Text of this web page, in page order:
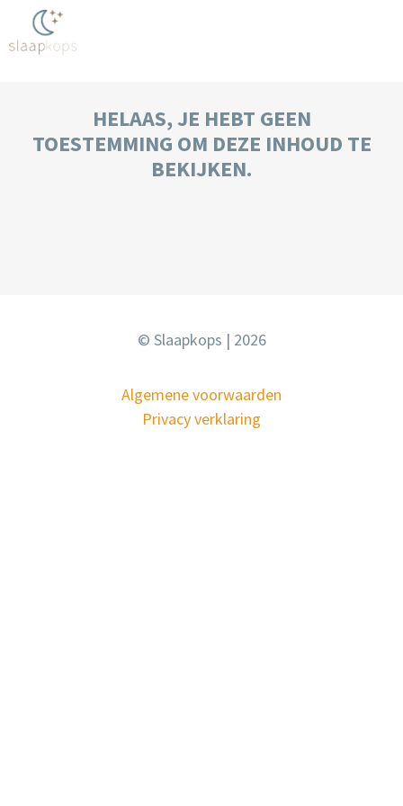
HELAAS, JE HEBT GEEN
TOESTEMMING OM DEZE INHOUD TE
BEKIJKEN.
© Slaapkops | 2026
Algemene voorwaarden
Privacy verklaring